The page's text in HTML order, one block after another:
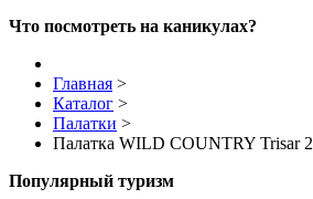
Что посмотреть на каникулах?
Главная >
Каталог >
Палатки >
Палатка WILD COUNTRY Trisar 2
Популярный туризм